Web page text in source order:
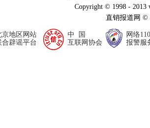
Copyright © 1998 - 2013
直销报道网
京地区网站
合辟谣平台
中 国
互联网协会
网络110
报警服